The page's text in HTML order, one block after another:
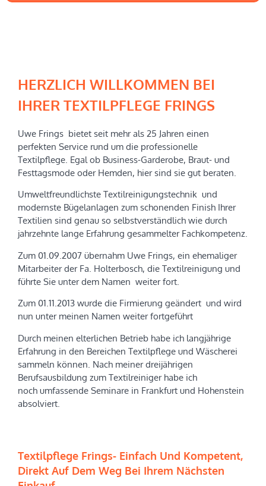
HERZLICH WILLKOMMEN BEI
IHRER TEXTILPFLEGE FRINGS
Uwe Frings bietet seit mehr als 25 Jahren einen
perfekten Service rund um die professionelle
Textilpflege. Egal ob Business-Garderobe, Braut- und
Festtagsmode oder Hemden, hier sind sie gut beraten.
Umweltfreundlichste Textilreinigungstechnik und
modernste Bügelanlagen zum schonenden Finish Ihrer
Textilien sind genau so selbstverständlich wie durch
jahrzehnte lange Erfahrung gesammelter Fachkompetenz.
Zum 01.09.2007 übernahm Uwe Frings, ein ehemaliger
Mitarbeiter der Fa. Holterbosch, die Textilreinigung und
führte Sie unter dem Namen weiter fort.
Zum 01.11.2013 wurde die Firmierung geändert und wird
nun unter meinen Namen weiter fortgeführt
Durch meinen elterlichen Betrieb habe ich langjährige
Erfahrung in den Bereichen Textilpflege und Wäscherei
sammeln können. Nach meiner dreijährigen
Berufsausbildung zum Textilreiniger habe ich
noch umfassende Seminare in Frankfurt und Hohenstein
absolviert.
Textilpflege Frings- Einfach Und Kompetent,
Direkt Auf Dem Weg Bei Ihrem Nächsten